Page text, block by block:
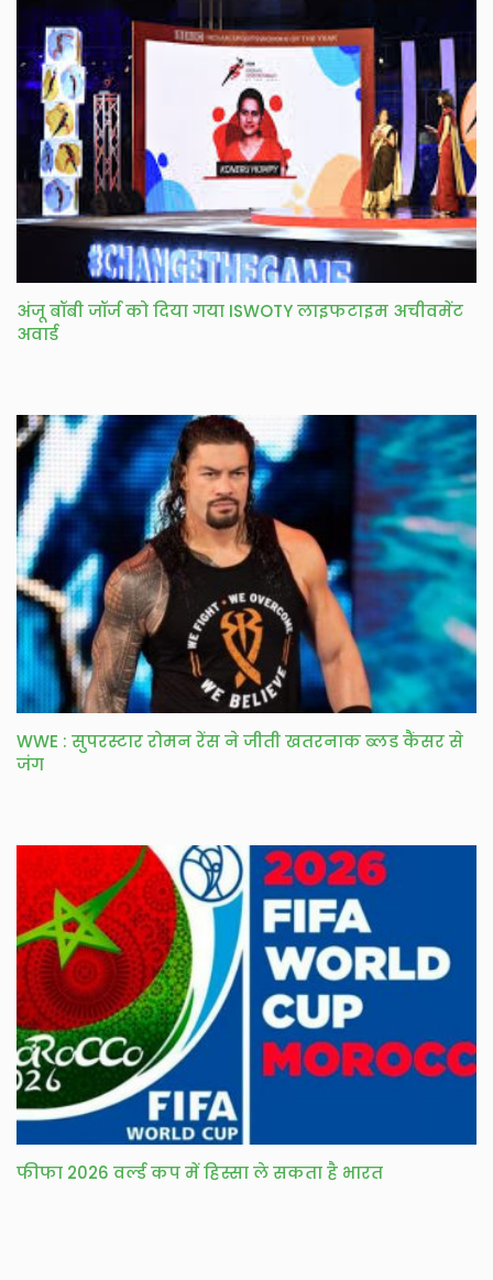
अंजू बॉबी जॉर्ज को दिया गया ISWOTY लाइफटाइम अचीवमेंट
अवार्ड
WWE : सुपरस्टार रोमन रेंस ने जीती खतरनाक ब्लड कैंसर से
जंग
फीफा 2026 वर्ल्ड कप में हिस्सा ले सकता है भारत